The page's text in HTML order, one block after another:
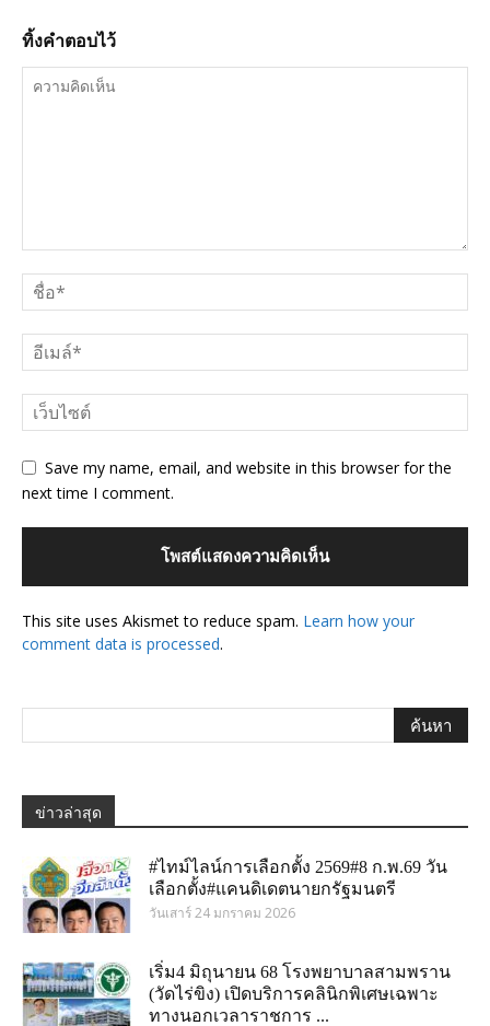
ทิ้งคำตอบไว้
Save my name, email, and website in this browser for the
next time I comment.
This site uses Akismet to reduce spam. Learn how your
comment data is processed.
ข่าวล่าสุด
#ไทม์ไลน์การเลือกตั้ง 2569#8 ก.พ.69 วัน
เลือกตั้ง#แคนดิเดตนายกรัฐมนตรี
วันเสาร์ 24 มกราคม 2026
เริ่ม4 มิถุนายน 68 โรงพยาบาลสามพราน
(วัดไร่ขิง) เปิดบริการคลินิกพิเศษเฉพาะ
ทางนอกเวลาราชการ ...